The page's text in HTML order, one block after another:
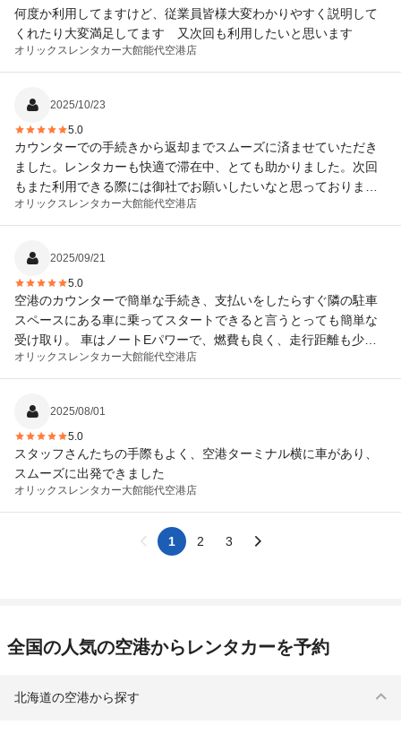
何度か利用してますけど、従業員皆様大変わかりやすく説明して
くれたり大変満足してます 又次回も利用したいと思います
オリックスレンタカー大館能代空港店
2025/10/23
5.0
カウンターでの手続きから返却までスムーズに済ませていただき
ました。レンタカーも快適で滞在中、とても助かりました。次回
もまた利用できる際には御社でお願いしたいなと思っておりま
す。大館能代空港を出る事ももなくすぐに受付カウンターもあり
本当に助かりました。ありがとうございました。。。
オリックスレンタカー大館能代空港店
2025/09/21
5.0
空港のカウンターで簡単な手続き、支払いをしたらすぐ隣の駐車
スペースにある車に乗ってスタートできると言うとっても簡単な
受け取り。 車はノートEパワーで、燃費も良く、走行距離も少な
い綺麗な車でした。 返却もオリックスさんの指定の駐車スペース
に停めて、鍵とファイルを戻して終わり。 ストレスなく利用でき
オリックスレンタカー大館能代空港店
2025/08/01
5.0
スタッフさんたちの手際もよく、空港ターミナル横に車があり、
スムーズに出発できました
オリックスレンタカー大館能代空港店
1 2 3
全国の人気の空港からレンタカーを予約
北海道の空港から探す